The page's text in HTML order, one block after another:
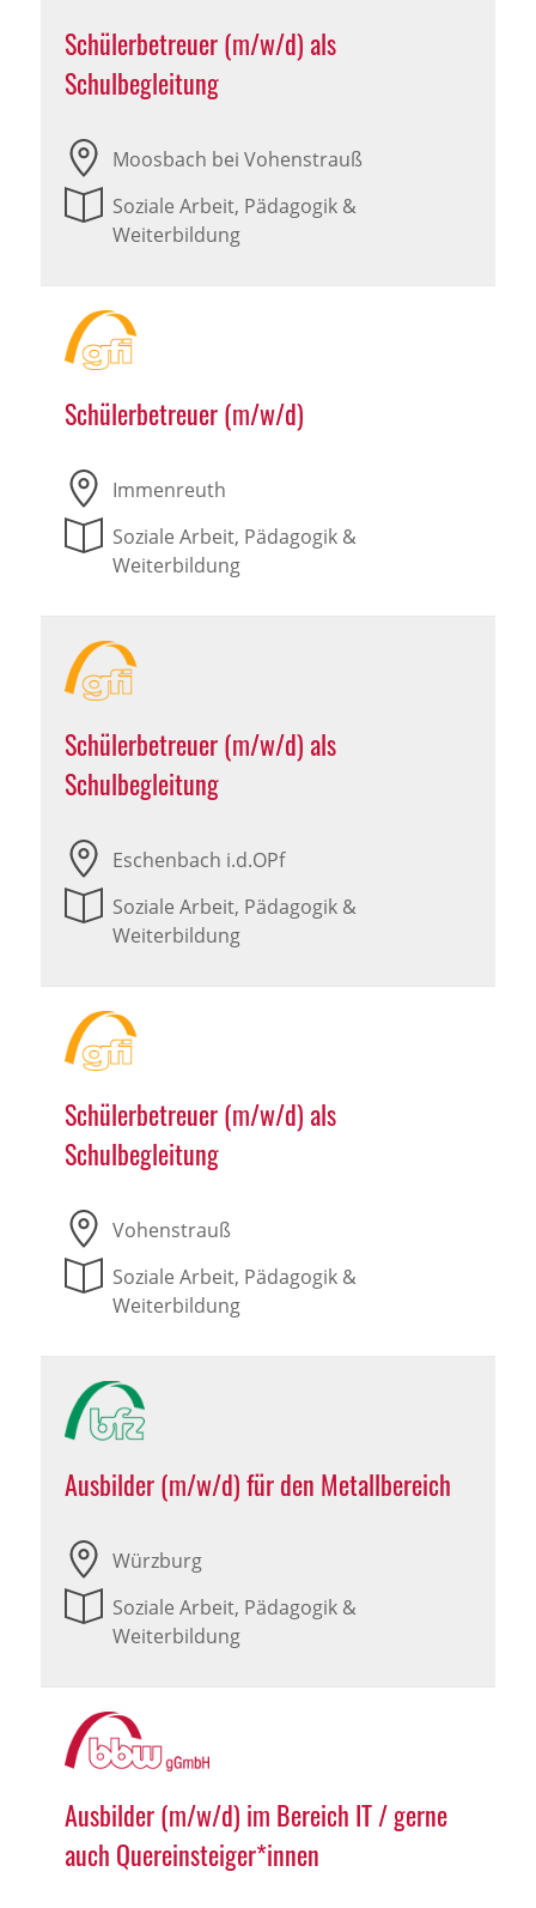
Schülerbetreuer (m/w/d) als
Schulbegleitung
Moosbach bei Vohenstrauß
Soziale Arbeit, Pädagogik &
Weiterbildung
Schülerbetreuer (m/w/d)
Immenreuth
Soziale Arbeit, Pädagogik &
Weiterbildung
Schülerbetreuer (m/w/d) als
Schulbegleitung
Eschenbach i.d.OPf
Soziale Arbeit, Pädagogik &
Weiterbildung
Schülerbetreuer (m/w/d) als
Schulbegleitung
Vohenstrauß
Soziale Arbeit, Pädagogik &
Weiterbildung
Ausbilder (m/w/d) für den Metallbereich
Würzburg
Soziale Arbeit, Pädagogik &
Weiterbildung
Ausbilder (m/w/d) im Bereich IT / gerne
auch Quereinsteiger*innen